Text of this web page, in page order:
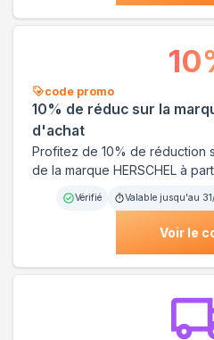
code promo
10% de réduc sur la
d'achat
Profitez de 10% de réduction
de la marque HERSCHEL à
Vérifié Valable jusqu'au
Voir le
10